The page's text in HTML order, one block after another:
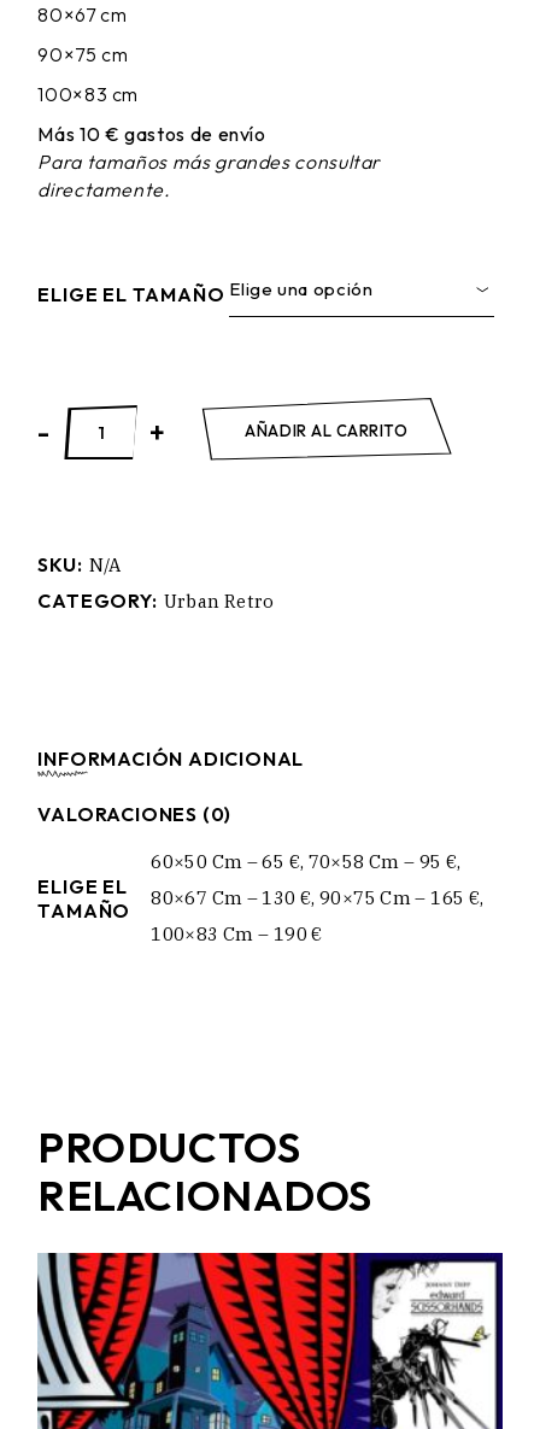
80×67 cm
90×75 cm
100×83 cm
Más 10 € gastos de envío
Para tamaños más grandes consultar
directamente.
ELIGE EL TAMAÑO Elige una opción
LOVE&KISS quantity
- + AÑADIR AL CARRITO
SKU: N/A
CATEGORY: Urban Retro
INFORMACIÓN ADICIONAL
VALORACIONES (0)
ELIGE EL
TAMAÑO
60×50 Cm – 65 €, 70×58 Cm – 95 €,
80×67 Cm – 130 €, 90×75 Cm – 165 €,
100×83 Cm – 190 €
PRODUCTOS
RELACIONADOS